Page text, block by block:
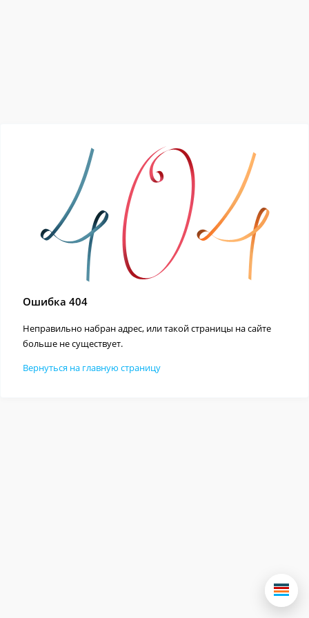
Ошибка 404
Неправильно набран адрес, или такой страницы на сайте
больше не существует.
Вернуться на главную страницу